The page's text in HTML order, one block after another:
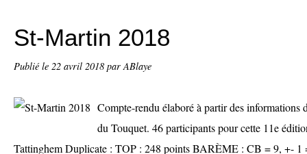
St-Martin 2018
Publié le 22 avril 2018 par ABlaye
Compte-rendu élaboré à partir des informations
du Touquet. 46 participants pour cette 11e
Tattinghem Duplicate : TOP : 248 points BARÈME : CB = 9, +-